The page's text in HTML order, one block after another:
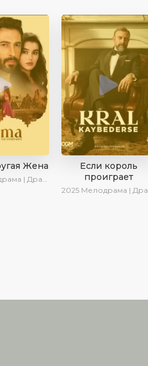
Жена
| Новинки | Сериалы 2025
Если король
проиграет
2025 Мелодрама | Драма | SesDizi | Ирина Котова | AlisaDirilis | Turok1990 | Новинки | Сериалы 2025